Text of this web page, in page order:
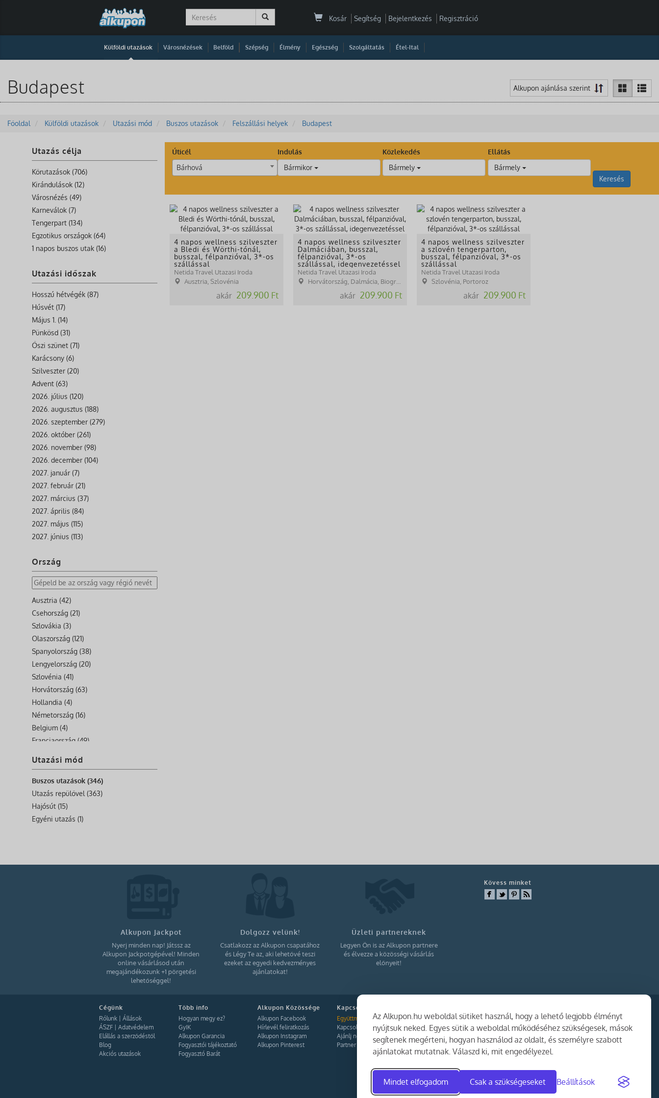
Az Alkupon.hu weboldal sütiket használ, hogy a lehető legjobb élményt
nyújtsuk neked. Egyes sütik a weboldal működéséhez szükségesek, mások
segítenek megérteni, hogyan használod az oldalt, és személyre szabott
ajánlatokat mutatnak. Válaszd ki, mit engedélyezel.
Mindet elfogadom Csak a szükségeseket Beállítások
Kosár Segítség Bejelentkezés Regisztráció
Külföldi utazások Városnézések Belföld Szépség Élmény Egészség Szolgáltatás Étel-Ital
Budapest
Főoldal Külföldi utazások Utazási mód Buszos utazások Felszállási helyek Budapest
Utazás célja
Körutazások (706)
Kirándulások (12)
Városnézés (49)
Karneválok (7)
Tengerpart (134)
Egzotikus országok (64)
1 napos buszos utak (16)
Utazási időszak
Hosszú hétvégék (87)
Húsvét (17)
Május 1. (14)
Pünkösd (31)
Őszi szünet (71)
Karácsony (6)
Szilveszter (20)
Advent (63)
2026. július (120)
2026. augusztus (188)
2026. szeptember (279)
2026. október (261)
2026. november (98)
2026. december (104)
2027. január (7)
2027. február (21)
2027. március (37)
2027. április (84)
2027. május (115)
2027. június (113)
Ország
Ausztria (42)
Csehország (21)
Szlovákia (3)
Olaszország (121)
Spanyolország (38)
Lengyelország (20)
Szlovénia (41)
Horvátország (63)
Hollandia (4)
Németország (16)
Belgium (4)
Franciaország (49)
Görögország (12)
Bulgaria (1)
Szerbia (4)
Románia (16)
Utazási mód
Buszos utazások (346)
Utazás repülővel (363)
Hajósút (15)
Egyéni utazás (1)
Úticél
Bárhová
Indulás
Bármikor
Közlekedés
Bármely
Ellátás
Bármely
Keresés
4 napos wellness szilveszter
a Bledi és Wörthi-tónál,
busszal, félpanzióval, 3*-os
szállással
Netida Travel Utazasi Iroda
Ausztria, Szlovénia
akár 209.900 Ft
4 napos wellness szilveszter
Dalmáciában, busszal,
félpanzióval, 3*-os
szállással, idegenvezetéssel
Netida Travel Utazasi Iroda
Horvátország, Dalmácia, Biograd na Moru
akár 209.900 Ft
4 napos wellness szilveszter
a szlovén tengerparton,
busszal, félpanzióval, 3*-os
szállással
Netida Travel Utazasi Iroda
Szlovénia, Portoroz
akár 209.900 Ft
Alkupon Jackpot
Nyerj minden nap! Játssz az
Alkupon Jackpotgépével! Minden
online vásárlásod után
megajándékozunk +1 pörgetési
lehetőséggel!
Dolgozz velünk!
Csatlakozz az Alkupon csapatához
és Légy Te az, aki lehetővé teszi
ezeket az egyedi kedvezményes
ajánlatokat!
Üzleti partnereknek
Legyen Ön is az Alkupon partnere
és élvezze a közösségi vásárlás
előnyeit!
Kövess minket
Cégünk
Rólunk
Állások
ÁSZF
Adatvédelem
Elállás a szerződéstől
Blog
Akciós utazások
Több info
Hogyan megy ez?
GyIK
Alkupon Garancia
Fogyasztói tájékoztató
Fogyasztó Barát
Alkupon Közössége
Alkupon Facebook
Hírlevél feliratkozás
Alkupon Instagram
Alkupon Pinterest
Kapcsolat
Együttműködés
Kapcsolat
Ajánlj nekünk!
Partner Belépés